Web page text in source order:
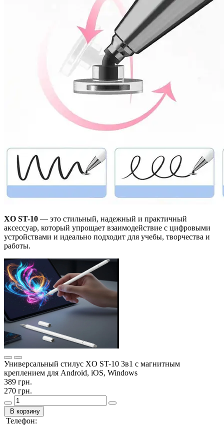
XO ST-10 — это стильный, надежный и практичный
аксессуар, который упрощает взаимодействие с цифровыми
устройствами и идеально подходит для учебы, творчества и
работы.
Универсальный стилус XO ST-10 3в1 с магнитным
креплением для Android, iOS, Windows
389 грн.
270 грн.
В корзину
Телефон: